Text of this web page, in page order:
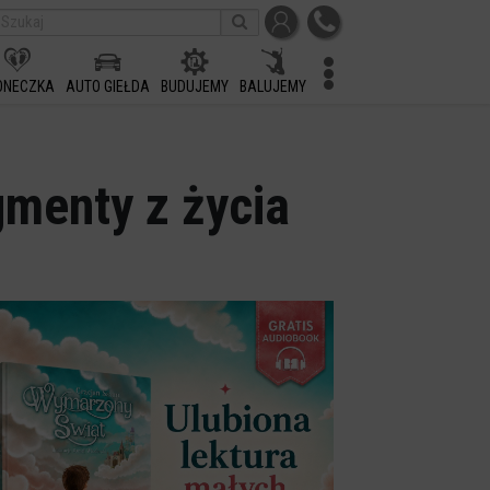
AUTO GIEŁDA BUDUJEMY BALUJEMY
z życia